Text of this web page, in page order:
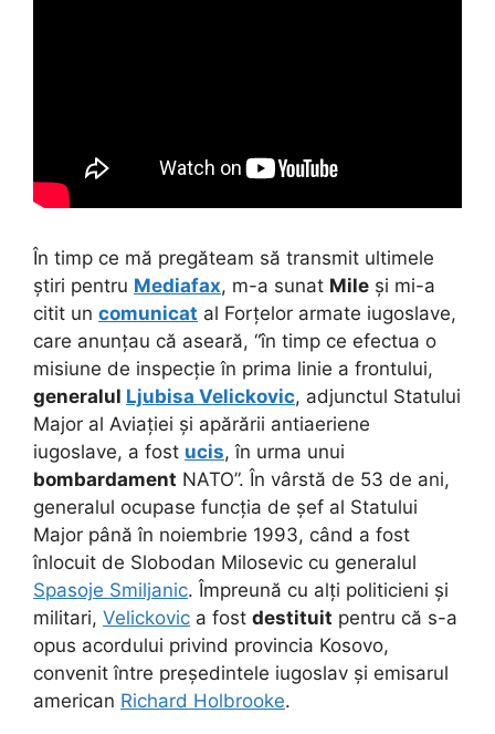
În timp ce mă pregăteam să transmit ultimele
știri pentru Mediafax, m-a sunat Mile și mi-a
citit un comunicat al Forțelor armate iugoslave,
care anunțau că aseară, “în timp ce efectua o
misiune de inspecție în prima linie a frontului,
generalul Ljubisa Velickovic, adjunctul Statului
Major al Aviației și apărării antiaeriene
iugoslave, a fost ucis, în urma unui
bombardament NATO”. În vârstă de 53 de ani,
generalul ocupase funcția de șef al Statului
Major până în noiembrie 1993, când a fost
înlocuit de Slobodan Milosevic cu generalul
Spasoje Smiljanic. Împreună cu alți politicieni și
militari, Velickovic a fost destituit pentru că s-a
opus acordului privind provincia Kosovo,
convenit între președintele iugoslav și emisarul
american Richard Holbrooke.